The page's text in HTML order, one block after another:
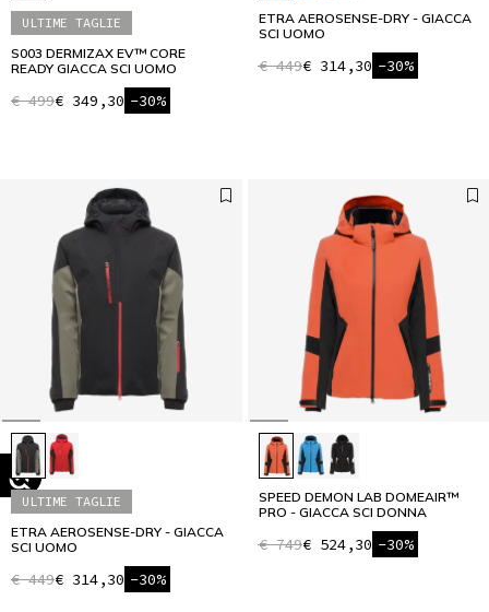
ULTIME TAGLIE
S003 DERMIZAX EV™ CORE
READY GIACCA SCI UOMO
€ 499€ 349,30 -30%
ETRA AEROSENSE-DRY - GIACCA
SCI UOMO
€ 449€ 314,30 -30%
ULTIME TAGLIE
ETRA AEROSENSE-DRY - GIACCA
SCI UOMO
€ 449€ 314,30 -30%
SPEED DEMON LAB DOMEAIR™
PRO - GIACCA SCI DONNA
€ 749€ 524,30 -30%